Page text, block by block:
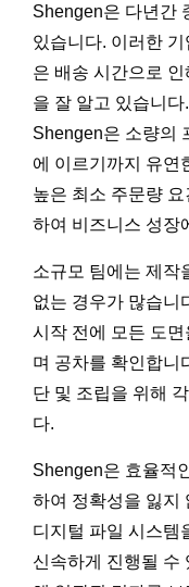
Shengen은 다년간
있습니다. 이러한
은 배송 시간으로
을 잘 알고 있습니
Shengen은 소량의
에 이르기까지 유연
높은 최소 주문량
하여 비즈니스 성장
소규모 팀에는 제작
없는 경우가 많습니
시작 전에 모든 도
며 공차를 확인합니
단 및 조립을 위해
다.
Shengen은 효율적
하여 정확성을 잃지
디지털 파일 시스템
신속하게 진행될 수